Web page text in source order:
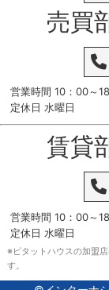
売買
営業時間 10：00～
定休日 水曜日
賃貸
営業時間 10：00～
定休日 水曜日
※ピタットハウスの加盟
す。